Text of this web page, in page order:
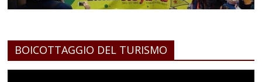
BOICOTTAGGIO DEL TURISMO